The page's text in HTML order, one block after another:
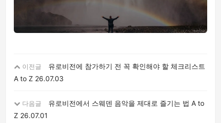
이전글
유로비전에 참가하기 전 꼭 확인해야 할 체크리스트
A to Z 26.07.03
다음글
유로비전에서 스웨덴 음악을 제대로 즐기는 법 A to
Z 26.07.01